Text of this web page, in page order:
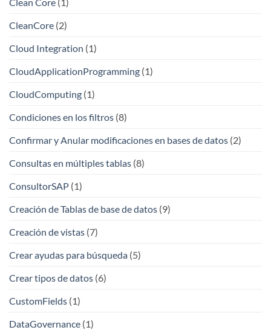
CleanCore (2)
Cloud Integration (1)
CloudApplicationProgramming (1)
CloudComputing (1)
Condiciones en los filtros (8)
Confirmar y Anular modificaciones en bases de datos (2)
Consultas en múltiples tablas (8)
ConsultorSAP (1)
Creación de Tablas de base de datos (9)
Creación de vistas (7)
Crear ayudas para búsqueda (5)
Crear tipos de datos (6)
CustomFields (1)
DataGovernance (1)